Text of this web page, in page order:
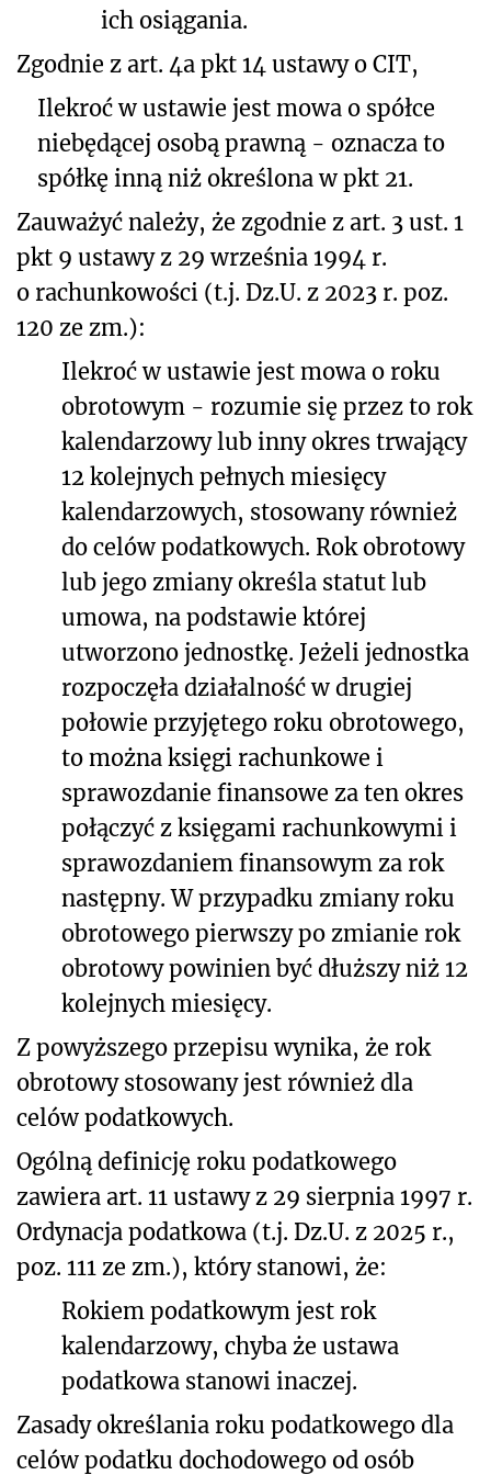
ich osiągania.
Zgodnie z art. 4a pkt 14 ustawy o CIT,
Ilekroć w ustawie jest mowa o spółce
niebędącej osobą prawną - oznacza to
spółkę inną niż określona w pkt 21.
Zauważyć należy, że zgodnie z art. 3 ust. 1
pkt 9 ustawy z 29 września 1994 r.
o rachunkowości (t.j. Dz.U. z 2023 r. poz.
120 ze zm.):
Ilekroć w ustawie jest mowa o roku
obrotowym - rozumie się przez to rok
kalendarzowy lub inny okres trwający
12 kolejnych pełnych miesięcy
kalendarzowych, stosowany również
do celów podatkowych. Rok obrotowy
lub jego zmiany określa statut lub
umowa, na podstawie której
utworzono jednostkę. Jeżeli jednostka
rozpoczęła działalność w drugiej
połowie przyjętego roku obrotowego,
to można księgi rachunkowe i
sprawozdanie finansowe za ten okres
połączyć z księgami rachunkowymi i
sprawozdaniem finansowym za rok
następny. W przypadku zmiany roku
obrotowego pierwszy po zmianie rok
obrotowy powinien być dłuższy niż 12
kolejnych miesięcy.
Z powyższego przepisu wynika, że rok
obrotowy stosowany jest również dla
celów podatkowych.
Ogólną definicję roku podatkowego
zawiera art. 11 ustawy z 29 sierpnia 1997 r.
Ordynacja podatkowa (t.j. Dz.U. z 2025 r.,
poz. 111 ze zm.), który stanowi, że:
Rokiem podatkowym jest rok
kalendarzowy, chyba że ustawa
podatkowa stanowi inaczej.
Zasady określania roku podatkowego dla
celów podatku dochodowego od osób